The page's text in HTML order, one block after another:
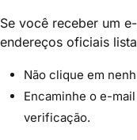
Se você receber um
endereços oficiais
Não clique em
Encaminhe o e-
verificação.